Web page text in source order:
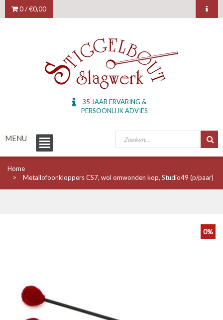
0 /€0,00
35 JAAR ERVARING &
PERSOONLIJK ADVIES
MENU
Home
Metallofoonkloppers CS7, wol omwonden kop, Studio49 (p/paar)
0%